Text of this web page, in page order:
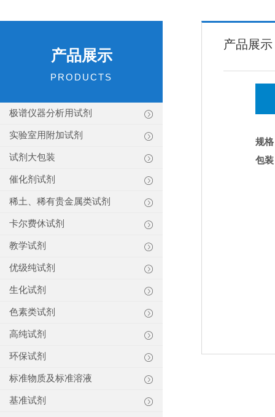
产品展示
PRODUCTS
极谱仪器分析用试剂
实验室用附加试剂
试剂大包装
催化剂试剂
稀土、稀有贵金属类试剂
卡尔费休试剂
教学试剂
优级纯试剂
生化试剂
色素类试剂
高纯试剂
环保试剂
标准物质及标准溶液
基准试剂
产品展示
规
包